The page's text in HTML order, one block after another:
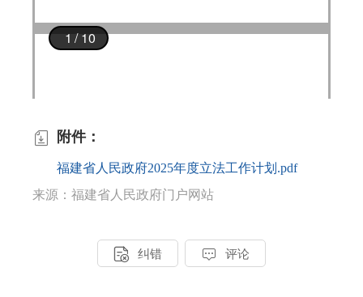
 附件：
福建省人民政府2025年度立法工作计划.pdf
来源：福建省人民政府门户网站
 纠错  评论